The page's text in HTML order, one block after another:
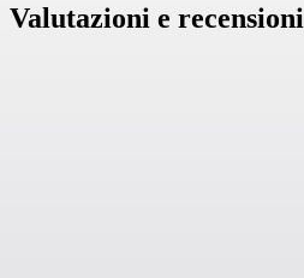
Valutazioni e recensioni